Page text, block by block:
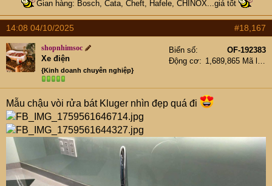
Chậu vòi Konox giá cực sốc
Gian hàng: Bosch, Cata, Cheft, Hafele, CHINOX...giá tốt
14:08 04/10/2025 #18,167
shopnhimsoc
Xe điện
{Kinh doanh chuyên nghiệp}
Biển số
OF-192383
Động cơ
Mẫu chậu vòi rửa bát Kluger nhìn đẹp quá đi